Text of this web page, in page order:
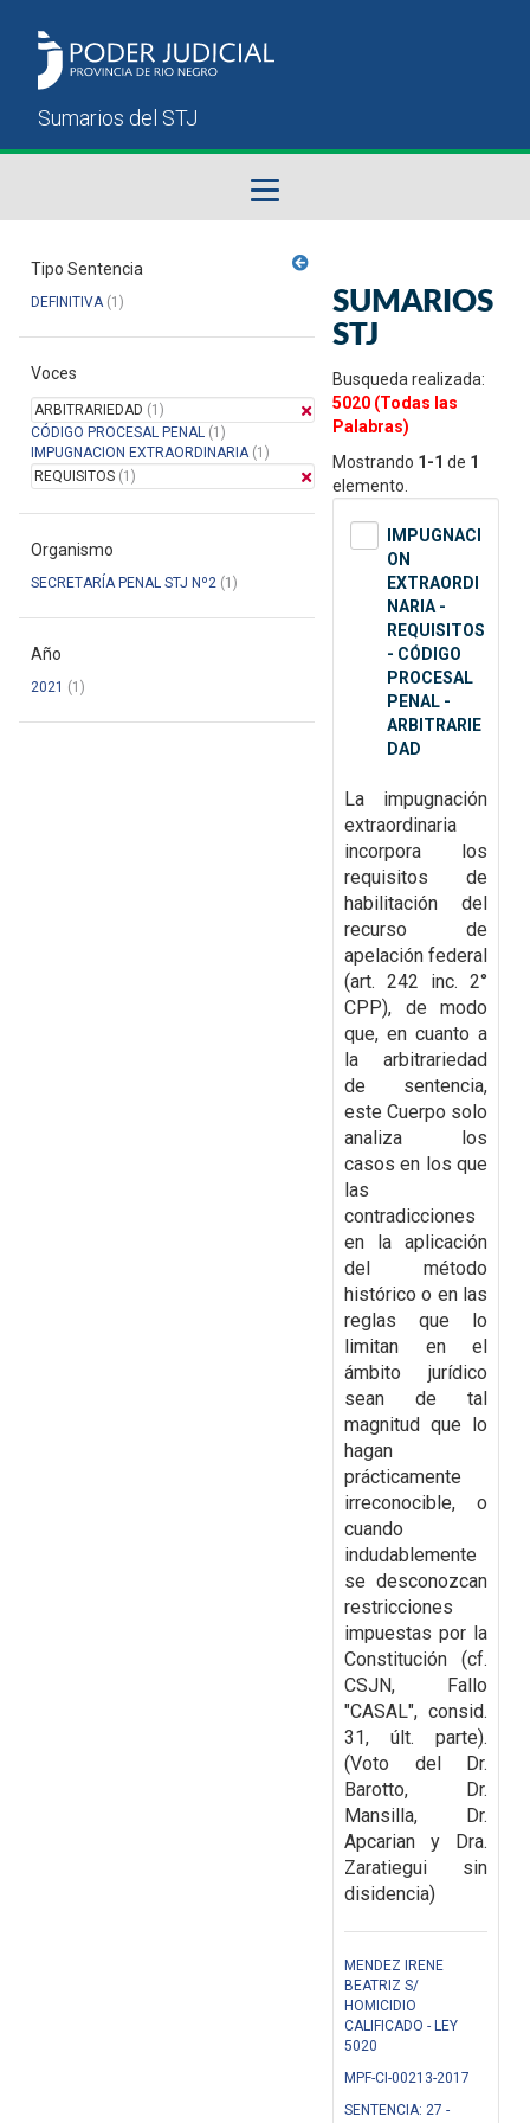
Sumarios del STJ
Manual del Usuario
Tipo Sentencia
DEFINITIVA(1)
Voces
ARBITRARIEDAD (1)
CÓDIGO PROCESAL PENAL (1)
IMPUGNACION EXTRAORDINARIA(1)
REQUISITOS (1)
Organismo
SECRETARÍA PENAL STJ Nº2 (1)
Año
2021 (1)
SUMARIOS
STJ
Busqueda realizada:
5020 (Todas las
Palabras)
Mostrando 1-1 de 1
elemento.
IMPUGNACI
ON
EXTRAORDI
NARIA -
REQUISITOS
- CÓDIGO
PROCESAL
PENAL -
ARBITRARIE
DAD
La impugnación
extraordinaria
incorpora los
requisitos de
habilitación del
recurso de
apelación federal
(art. 242 inc. 2°
CPP), de modo
que, en cuanto a
la arbitrariedad
de sentencia,
este Cuerpo solo
analiza
los
casos en los que
las
contradicciones
en la aplicación
del método
histórico o en las
reglas que lo
limitan en el
ámbito jurídico
sean de tal
magnitud que lo
hagan
prácticamente
irreconocible, o
cuando
indudablemente
se desconozcan
restricciones
impuestas por la
Constitución (cf.
CSJN, Fallo
"CASAL", consid.
31, últ. parte).
(Voto del Dr.
Barotto, Dr.
Mansilla, Dr.
Apcarian y Dra.
Zaratiegui sin
disidencia)
MENDEZ IRENE
BEATRIZ S/
HOMICIDIO
CALIFICADO - LEY
5020
MPF-CI-00213-2017
SENTENCIA: 27 -